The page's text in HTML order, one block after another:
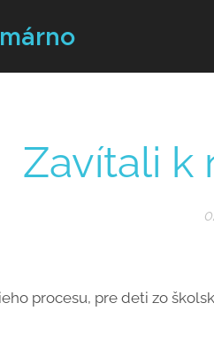
Zavítali k
procesu, pre deti zo